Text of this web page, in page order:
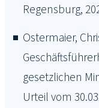
Regensburg,
Ostermaier,
gesetzlichen
Urteil vom